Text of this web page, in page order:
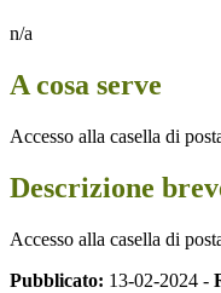
n/a
A cosa serve
Accesso alla casella di
Descrizione
Accesso alla casella di
Pubblicato: 13-02-2024 -